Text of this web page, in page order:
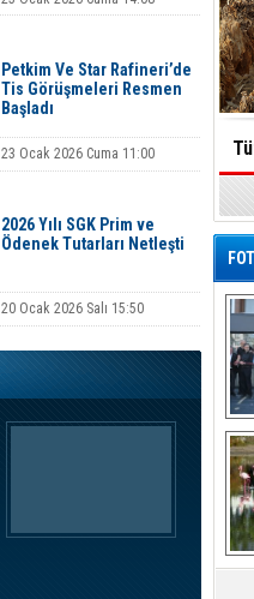
Petkim Ve Star Rafineri’de
Tis Görüşmeleri Resmen
Başladı
23 Ocak 2026 Cuma 11:00
2026 Yılı SGK Prim ve
Ödenek Tutarları Netleşti
20 Ocak 2026 Salı 15:50